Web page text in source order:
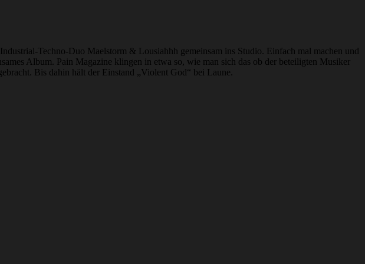
Techno-Duo Maelstorm & Lousiahhh gemeinsam ins Studio. Einfach mal machen und
Album. Pain Magazine klingen in etwa so, wie man sich das ob der beteiligten Musiker
Bis dahin hält der Einstand „Violent God“ bei Laune.